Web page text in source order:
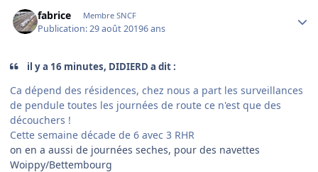
fabrice Membre SNCF
Publication:29 août 20196 ans
il y a 16 minutes, DIDIERD a dit :
Ca dépend des résidences, chez nous a part les surveillances
de pendule toutes les journées de route ce n'est que des
découchers !
Cette semaine décade de 6 avec 3 RHR
on en a aussi de journées seches, pour des navettes
Woippy/Bettembourg